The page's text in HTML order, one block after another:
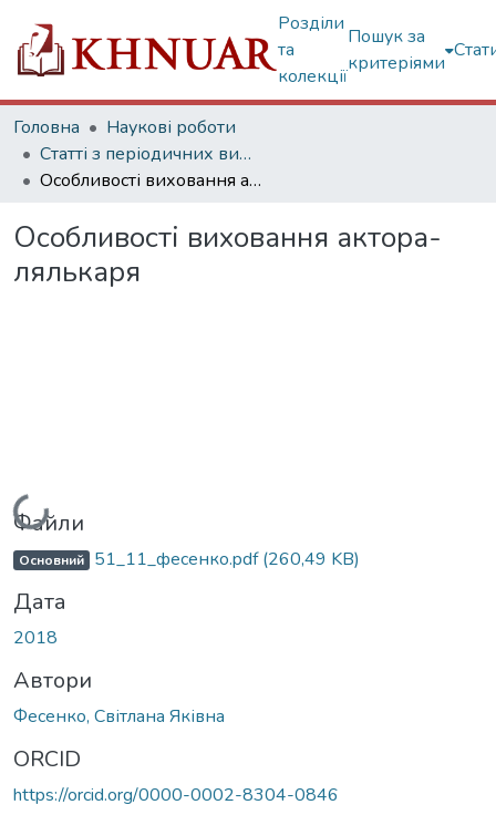
Розділи
та
колекції
Пошук за
критеріями
Головна
Наукові роботи
Статті з періодичних видань
Особливості виховання актора-лялькаря
Особливості виховання актора-
лялькаря
Вантажиться...
Файли
Основний 51_11_фесенко.pdf(260,49 KB)
Дата
2018
Автори
Фесенко, Світлана Яківна
ORCID
https://orcid.org/0000-0002-8304-0846